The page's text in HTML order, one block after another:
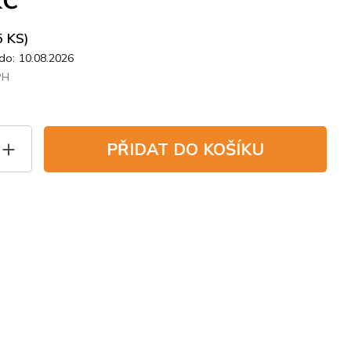
KS)
10.08.2026
PŘIDAT DO KOŠÍKU